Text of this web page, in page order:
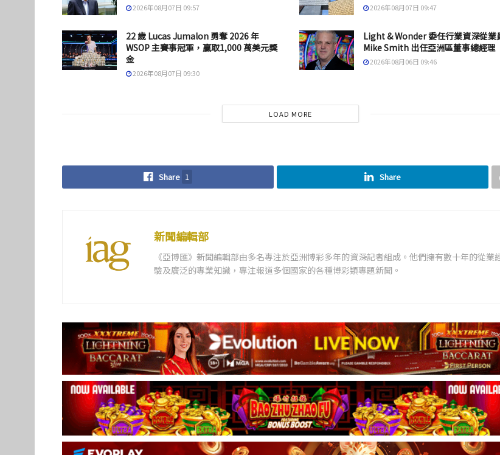
2026年08月07日 09:57 2026年08月07日 09:47
22 歲 Lucas Jumalon 勇奪 2026 年
WSOP 主賽事冠軍，贏取1,000 萬美元獎
金
2026年08月07日 09:30
Light & Wonder 委任行業資深從業
Mike Smith 出任亞洲區董事總經理
2026年08月06日 09:46
LOAD MORE
Share 1 Share
新聞編輯部
《亞博匯》新聞編輯部由多名專注於亞洲博彩多年的資深記者組成。他們擁有數十年的從業
驗及廣泛的專業知識，專注報道多個國家的各種博彩類專題新聞。